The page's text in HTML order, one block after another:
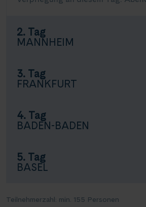
2. Tag
MANNHEIM
3. Tag
FRANKFURT
4. Tag
BADEN-BADEN
5. Tag
BASEL
Teilnehmerzahl: min. 155 Personen